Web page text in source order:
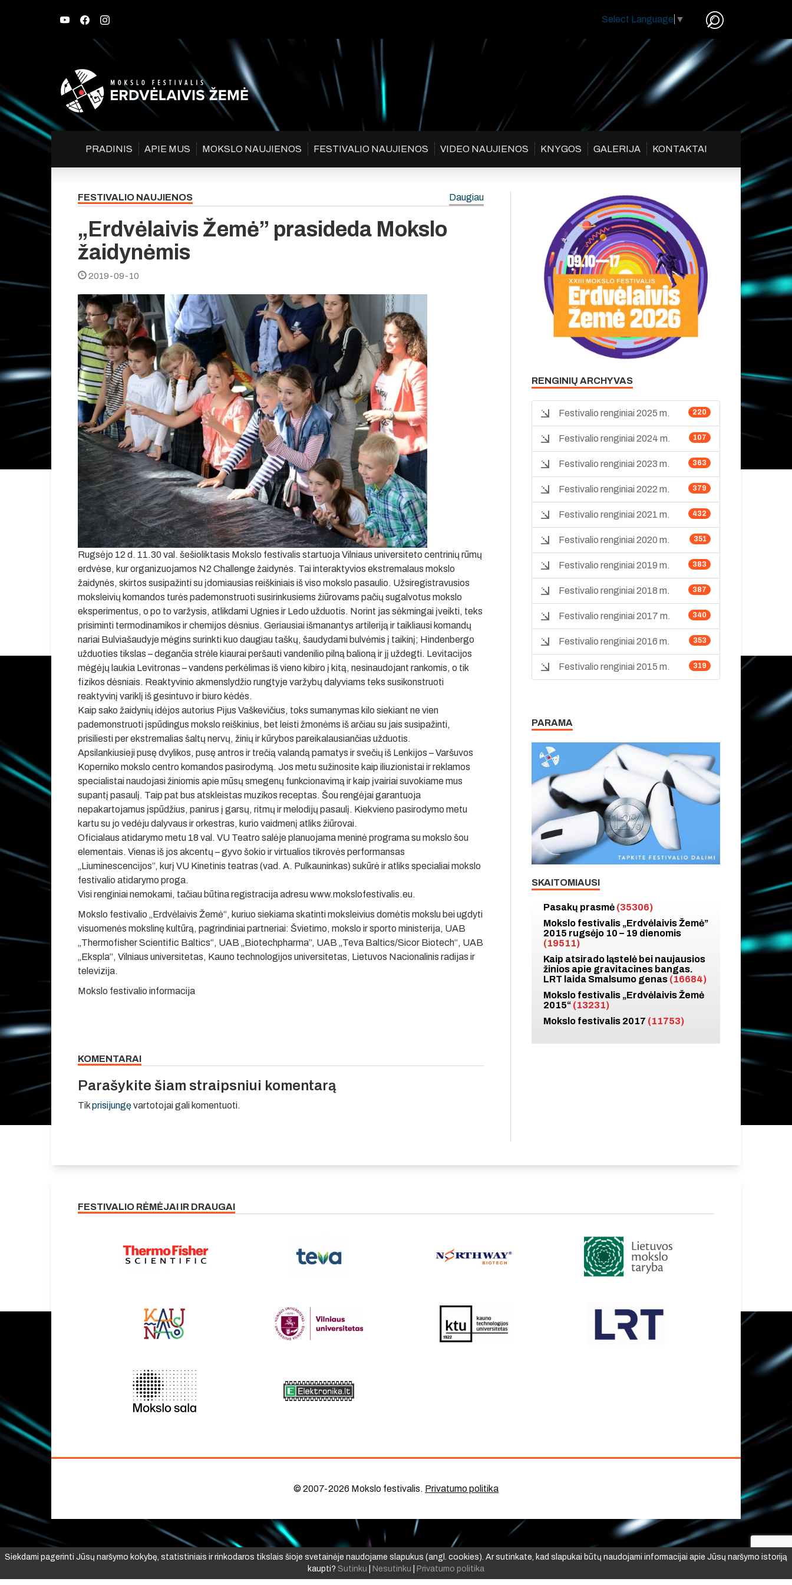
Select Language ▼
PRADINIS APIE MUS MOKSLO NAUJIENOS FESTIVALIO NAUJIENOS VIDEO NAUJIENOS KNYGOS GALERIJA KONTAKTAI
FESTIVALIO NAUJIENOS Daugiau
„Erdvėlaivis Žemė” prasideda Mokslo
žaidynėmis
2019-09-10
Rugsėjo 12 d. 11.30 val. šešioliktasis Mokslo festivalis startuoja Vilniaus universiteto centrinių rūmų
erdvėse, kur organizuojamos N2 Challenge žaidynės. Tai interaktyvios ekstremalaus mokslo
žaidynės, skirtos susipažinti su įdomiausias reiškiniais iš viso mokslo pasaulio. Užsiregistravusios
moksleivių komandos turės pademonstruoti susirinkusiems žiūrovams pačių sugalvotus mokslo
eksperimentus, o po to varžysis, atlikdami Ugnies ir Ledo užduotis. Norint jas sėkmingai įveikti, teks
prisiminti termodinamikos ir chemijos dėsnius. Geriausiai išmanantys artileriją ir taikliausi komandų
nariai Bulviašaudyje mėgins surinkti kuo daugiau taškų, šaudydami bulvėmis į taikinį; Hindenbergo
užduoties tikslas – degančia strėle kiaurai peršauti vandenilio pilną balioną ir jį uždegti. Levitacijos
mėgėjų laukia Levitronas – vandens perkėlimas iš vieno kibiro į kitą, nesinaudojant rankomis, o tik
fizikos dėsniais. Reaktyvinio akmenslydžio rungtyje varžybų dalyviams teks susikonstruoti
reaktyvinį variklį iš gesintuvo ir biuro kėdės.
Kaip sako žaidynių idėjos autorius Pijus Vaškevičius, toks sumanymas kilo siekiant ne vien
pademonstruoti įspūdingus mokslo reiškinius, bet leisti žmonėms iš arčiau su jais susipažinti,
prisiliesti per ekstremalias šaltų nervų, žinių ir kūrybos pareikalausiančias užduotis.
Apsilankiusieji pusę dvylikos, pusę antros ir trečią valandą pamatys ir svečių iš Lenkijos – Varšuvos
Koperniko mokslo centro komandos pasirodymą. Jos metu sužinosite kaip iliuzionistai ir reklamos
specialistai naudojasi žiniomis apie mūsų smegenų funkcionavimą ir kaip įvairiai suvokiame mus
supantį pasaulį. Taip pat bus atskleistas muzikos receptas. Šou rengėjai garantuoja
nepakartojamus įspūdžius, panirus į garsų, ritmų ir melodijų pasaulį. Kiekvieno pasirodymo metu
kartu su jo vedėju dalyvaus ir orkestras, kurio vaidmenį atliks žiūrovai.
Oficialaus atidarymo metu 18 val. VU Teatro salėje planuojama meninė programa su mokslo šou
elementais. Vienas iš jos akcentų – gyvo šokio ir virtualios tikrovės performansas
„Liuminescencijos”, kurį VU Kinetinis teatras (vad. A. Pulkauninkas) sukūrė ir atliks specialiai mokslo
festivalio atidarymo proga.
Visi renginiai nemokami, tačiau būtina registracija adresu www.mokslofestivalis.eu.
Mokslo festivalio „Erdvėlaivis Žemė“, kuriuo siekiama skatinti moksleivius domėtis mokslu bei ugdyti
visuomenės mokslinę kultūrą, pagrindiniai partneriai: Švietimo, mokslo ir sporto ministerija, UAB
„Thermofisher Scientific Baltics“, UAB „Biotechpharma”, UAB „Teva Baltics/Sicor Biotech“, UAB
„Ekspla“, Vilniaus universitetas, Kauno technologijos universitetas, Lietuvos Nacionalinis radijas ir
televizija.
Mokslo festivalio informacija
KOMENTARAI
Parašykite šiam straipsniui komentarą
Tikprisijungęvartotojai gali komentuoti.
RENGINIŲ ARCHYVAS
220
Festivalio renginiai 2025 m.
107
Festivalio renginiai 2024 m.
363
Festivalio renginiai 2023 m.
379
Festivalio renginiai 2022 m.
432
Festivalio renginiai 2021 m.
351
Festivalio renginiai 2020 m.
383
Festivalio renginiai 2019 m.
387
Festivalio renginiai 2018 m.
340
Festivalio renginiai 2017 m.
353
Festivalio renginiai 2016 m.
319
Festivalio renginiai 2015 m.
PARAMA
SKAITOMIAUSI
Pasakų prasmė (35306)
Mokslo festivalis „Erdvėlaivis Žemė”
2015 rugsėjo 10 – 19 dienomis
(19511)
Kaip atsirado ląstelė bei naujausios
žinios apie gravitacines bangas.
LRT laida Smalsumo genas (16684)
Mokslo festivalis „Erdvėlaivis Žemė
2015“ (13231)
Mokslo festivalis 2017 (11753)
FESTIVALIO RĖMĖJAI IR DRAUGAI
© 2007-2026 Mokslo festivalis. Privatumo politika
Siekdami pagerinti Jūsų naršymo kokybę, statistiniais ir rinkodaros tikslais šioje svetainėje naudojame slapukus (angl. cookies). Ar sutinkate, kad slapukai būtų naudojami informacijai apie Jūsų naršymo istoriją
kaupti? Sutinku Nesutinku Privatumo politika